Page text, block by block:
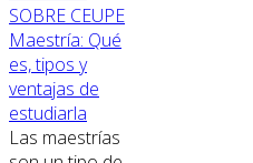
SOBRE CEUPE
Maestría: Qué
es, tipos y
ventajas de
estudiarla
Las maestrías